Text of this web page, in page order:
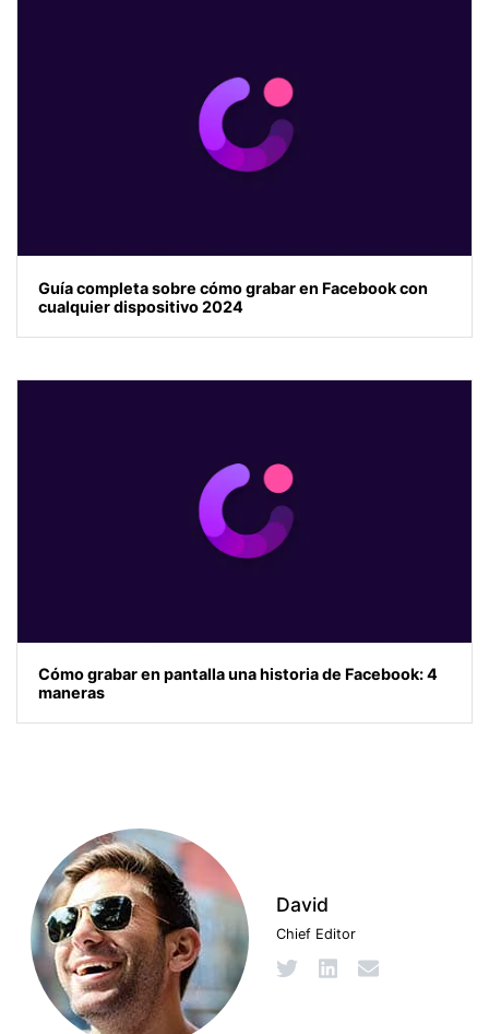
Guía completa sobre cómo grabar en Facebook con
cualquier dispositivo 2024
Cómo grabar en pantalla una historia de Facebook: 4
maneras
David
Chief Editor